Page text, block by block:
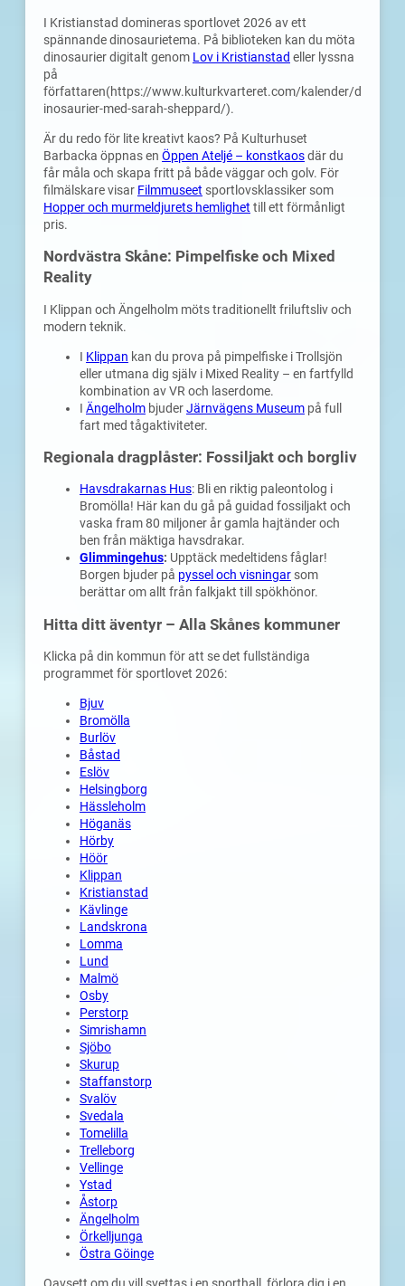
I Kristianstad domineras sportlovet 2026 av ett
spännande dinosaurietema. På biblioteken kan du möta
dinosaurier digitalt genom Lov i Kristianstad eller lyssna
på
författaren(https://www.kulturkvarteret.com/kalender/d
inosaurier-med-sarah-sheppard/).
Är du redo för lite kreativt kaos? På Kulturhuset
Barbacka öppnas en Öppen Ateljé – konstkaosdär du
får måla och skapa fritt på både väggar och golv. För
filmälskare visar Filmmuseet sportlovsklassiker som
Hopper och murmeldjurets hemlighet till ett förmånligt
pris.
Nordvästra Skåne: Pimpelfiske och Mixed
Reality
I Klippan och Ängelholm möts traditionellt friluftsliv och
modern teknik.
I Klippan kan du prova på pimpelfiske i Trollsjön
eller utmana dig själv i Mixed Reality – en fartfylld
kombination av VR och laserdome.
I Ängelholm bjuderJärnvägens Museum på full
fart med tågaktiviteter.
Regionala dragplåster: Fossiljakt och borgliv
Havsdrakarnas Hus: Bli en riktig paleontolog i
Bromölla! Här kan du gå på guidad fossiljakt och
vaska fram 80 miljoner år gamla hajtänder och
ben från mäktiga havsdrakar.
Glimmingehus: Upptäck medeltidens fåglar!
Borgen bjuder på pyssel och visningar som
berättar om allt från falkjakt till spökhönor.
Hitta ditt äventyr – Alla Skånes kommuner
Klicka på din kommun för att se det fullständiga
programmet för sportlovet 2026:
Bjuv
Bromölla
Burlöv
Båstad
Eslöv
Helsingborg
Hässleholm
Höganäs
Hörby
Höör
Klippan
Kristianstad
Kävlinge
Landskrona
Lomma
Lund
Malmö
Osby
Perstorp
Simrishamn
Sjöbo
Skurup
Staffanstorp
Svalöv
Svedala
Tomelilla
Trelleborg
Vellinge
Ystad
Åstorp
Ängelholm
Örkelljunga
Östra Göinge